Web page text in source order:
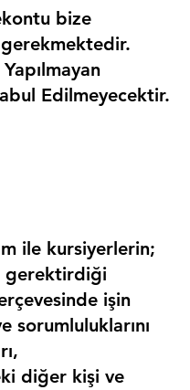
bize
Edilmeyecektir.
ile kursiyerlerin;
gerektirdiği
işin
sorumluluklarını
diğer kişi ve